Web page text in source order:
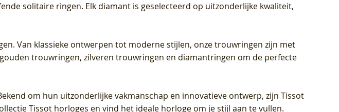
solitaire ringen. Elk diamant is geselecteerd op uitzonderlijke kwaliteit,
Van klassieke ontwerpen tot moderne stijlen, onze trouwringen zijn met
trouwringen, zilveren trouwringen en diamantringen om de perfecte
om hun uitzonderlijke vakmanschap en innovatieve ontwerp, zijn Tissot
Tissot horloges en vind het ideale horloge om je stijl aan te vullen.